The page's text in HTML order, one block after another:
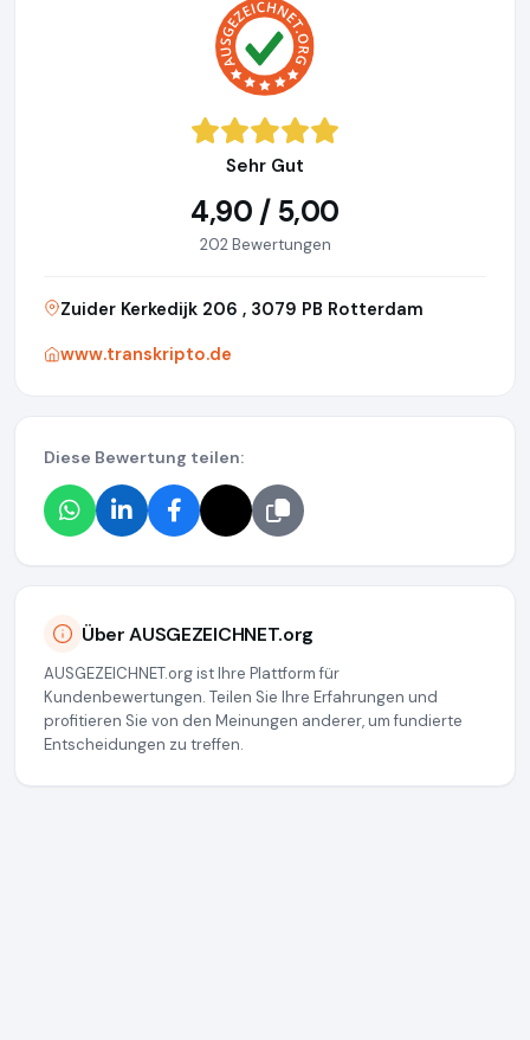
Sehr Gut
4,90 / 5,00
202 Bewertungen
Zuider Kerkedijk 206 , 3079 PB Rotterdam
www.transkripto.de
Diese Bewertung teilen:
Über AUSGEZEICHNET.org
AUSGEZEICHNET.org ist Ihre Plattform für
Kundenbewertungen. Teilen Sie Ihre Erfahrungen und
profitieren Sie von den Meinungen anderer, um fundierte
Entscheidungen zu treffen.